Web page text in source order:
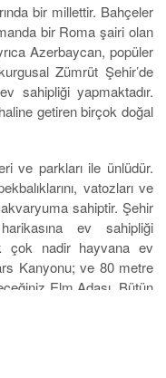
bir millettir. Bahçeler
bir Roma şairi olan
Azerbaycan, popüler
Zümrüt Şehir’de
sahipliği yapmaktadır.
getiren birçok doğal
ve parkları ile ünlüdür.
vatozları ve
sahiptir. Şehir
ev sahipliği
çok nadir hayvana ev
Kanyonu; ve 80 metre
Elm Adası. Bütün